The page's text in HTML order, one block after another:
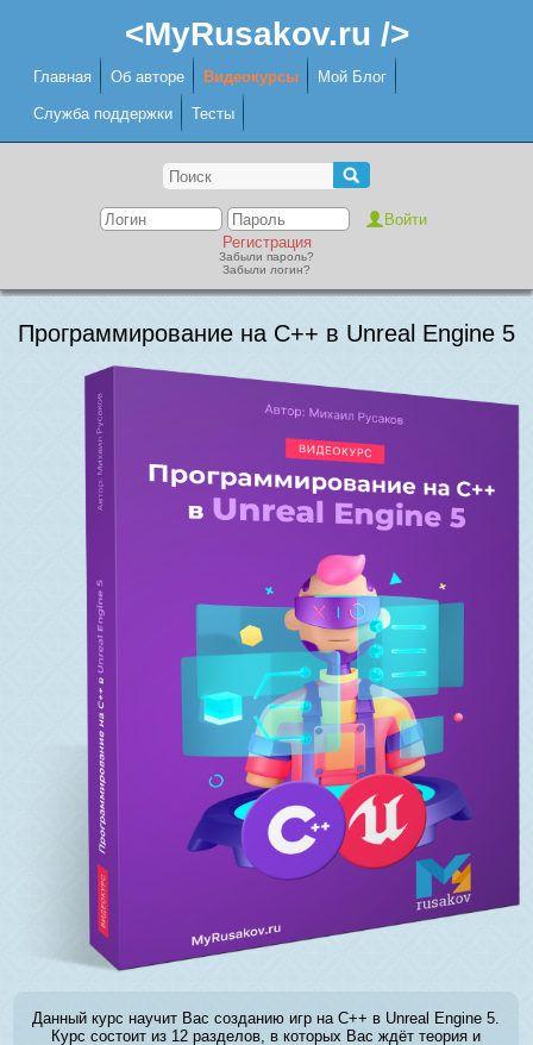
<MyRusakov.ru />
Главная Об авторе Видеокурсы Мой Блог
Служба поддержки Тесты
Регистрация
Забыли пароль?
Забыли логин?
Программирование на C++ в Unreal Engine 5
Данный курс научит Вас созданию игр на C++ в Unreal Engine 5.
Курс состоит из 12 разделов, в которых Вас ждёт теория и